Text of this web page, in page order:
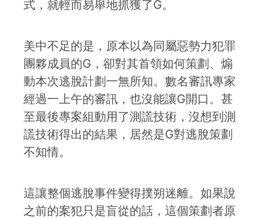
式，就輕而易舉地抓獲了G。
美中不足的是，原本以為同屬惡勢力犯罪
團夥成員的G，卻對其首領如何策劃、煽
動本次逃脫計劃一無所知。數名審訊專家
經過一上午的審訊，也沒能讓G開口。甚
至最後專案組動用了測謊技術，沒想到測
謊技術得出的結果，居然是G對逃脫策劃
不知情。
這讓整個逃脫事件變得撲朔迷離。如果說
之前的案犯只是盲從的話，這個策劃者原